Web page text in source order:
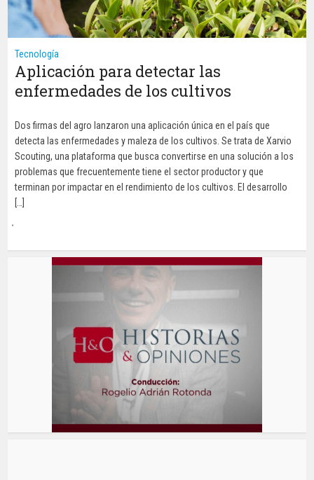
Tecnología
Aplicación para detectar las
enfermedades de los cultivos
Dos firmas del agro lanzaron una aplicación única en el país que
detecta las enfermedades y maleza de los cultivos. Se trata de Xarvio
Scouting, una plataforma que busca convertirse en una solución a los
problemas que frecuentemente tiene el sector productor y que
terminan por impactar en el rendimiento de los cultivos. El desarrollo
[…]